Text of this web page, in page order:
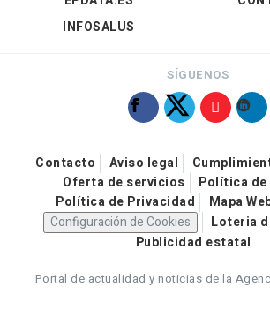
INFOSALUS
SÍGUENOS
Contacto Aviso legal
Oferta de servicios
Política
Política de Privacidad
Mapa
Configuración de Cookies
Loteria
Publicidad estatal
Portal de actualidad y noticias de la